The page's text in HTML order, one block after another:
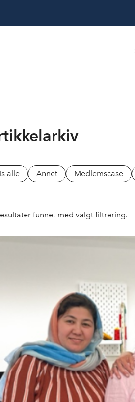
alle Annet Medlemscase
funnet med valgt filtrering.